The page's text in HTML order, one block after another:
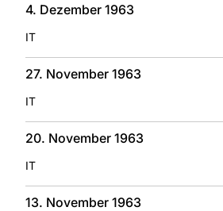
4. Dezember 1963
IT
27. November 1963
IT
20. November 1963
IT
13. November 1963